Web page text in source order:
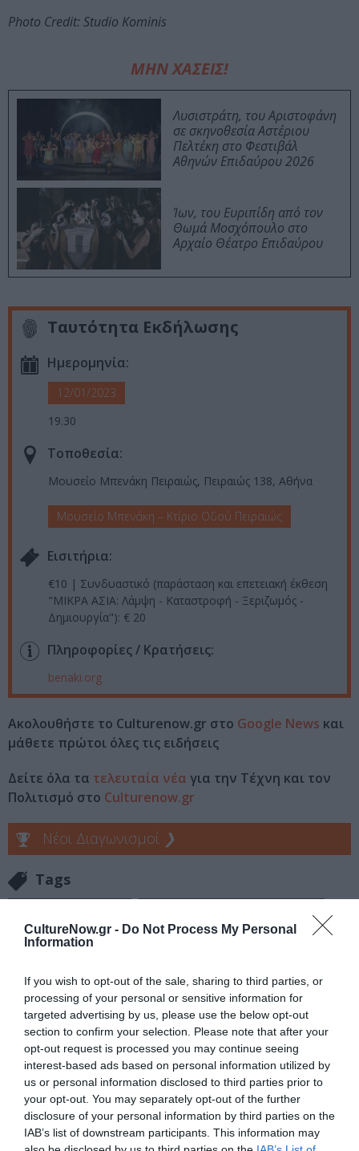
CultureNow.gr - Do Not Process My Personal
Information
If you wish to opt-out of the sale, sharing to third parties, or
processing of your personal or sensitive information for
targeted advertising by us, please use the below opt-out
section to confirm your selection. Please note that after your
opt-out request is processed you may continue seeing
interest-based ads based on personal information utilized by
us or personal information disclosed to third parties prior to
your opt-out. You may separately opt-out of the further
disclosure of your personal information by third parties on the
IAB’s list of downstream participants. This information may
Photo Credit: Studio Kominis
ΜΗΝ ΧΑΣΕΙΣ!
Λυσιστράτη, του Αριστοφάνη
σε σκηνοθεσία Αστέριου
Πελτέκη στο Φεστιβάλ
Αθηνών Επιδαύρου 2026
Ίων, του Ευριπίδη από τον
Θωμά Μοσχόπουλο στο
Αρχαίο Θέατρο Επιδαύρου
Ταυτότητα Εκδήλωσης
Ημερομηνία:
12/01/2023
19.30
Τοποθεσία:
Μουσείο Μπενάκη Πειραιώς, Πειραιώς 138, Αθήνα
Μουσείο Μπενάκη – Κτίριο Οδού Πειραιώς
Eισιτήρια:
€10 | Συνδυαστικό (παράσταση και επετειακή έκθεση
"ΜΙΚΡΑ ΑΣΙΑ: Λάμψη - Καταστροφή - Ξεριζωμός -
Δημιουργία"): € 20
Πληροφορίες / Κρατήσεις:
benaki.org
Ακολουθήστε το Culturenow.gr στο Google News και
μάθετε πρώτοι όλες τις ειδήσεις
Δείτε όλα τα τελευταία νέα για την Τέχνη και τον
Πολιτισμό στο Culturenow.gr
Νέοι Διαγωνισμοί ❯
Tags
ΠΑΡΑΔΟΣΙΑΚΟΙ ΧΟΡΟΙ
Newsletter
Κάθε βδομάδα στο e-mail σας τα τελευταία νέα για
την Τέχνη και τον Πολιτισμό!
Ακολουθήστε το Culturenow.gr